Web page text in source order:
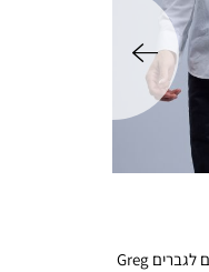
חולצה מכופתרת עם שרוולים ארוכים לגברים Greg
שמאלה